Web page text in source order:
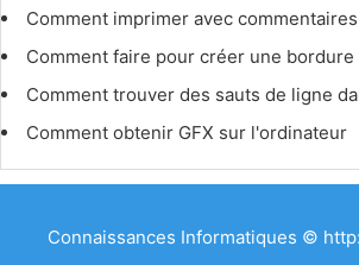
Comment imprimer avec
Comment faire pour créer une
Comment trouver des sauts de ligne
Comment obtenir GFX sur l'ordinateur
Connaissances Informatiques ©